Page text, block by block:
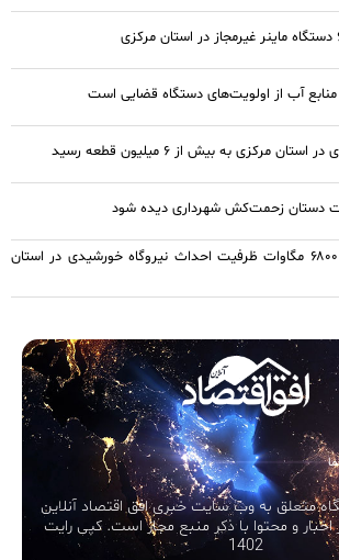
آب از اولویت‌های دستگاه قضایی است
مرکزی به بیش از ۶ میلیون قطعه رسید
دستان زحمت‌کش شهرداری دیده شود
شناسایی ۶۸۰۰ مگاوات ظرفیت احداث نیروگاه خورشیدی در استان
متعلق به وب سایت خبری افق اقتصاد آنلاین
و محتوا با ذکر منبع مجاز است. کپی رایت
1402